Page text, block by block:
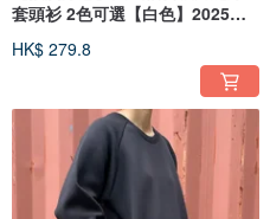
套頭衫 2色可選【白色】2025新
HK$ 279.8